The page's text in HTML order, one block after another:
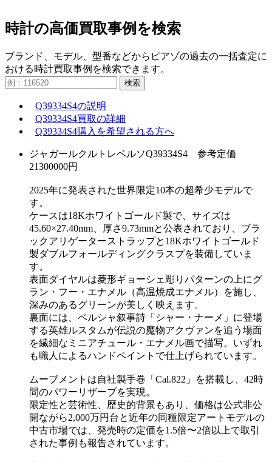
時計の高価買取事例を検索
ブランド、モデル、型番などからピアゾの過去の一括査定に
おける時計買取事例を検索できます。
検索
Q39334S4の説明
Q39334S4買取の詳細
Q39334S4購入を希望される方へ
ジャガールクルトレベルソQ39334S4 参考定価
21300000円
2025年に発表された世界限定10本の超希少モデルで
す。
ケースは18Kホワイトゴールド製で、サイズは
45.60×27.40mm、厚さ9.73mmと公表されており、ブラ
ックアリゲーターストラップと18Kホワイトゴールド
製ダブルフォールディングクラスプを装備していま
す。
表面ダイヤルは菱形ギョーシェ彫りパターンの上にグ
ラン・フー・エナメル（高温焼成エナメル）を施し、
深みのあるグリーンが美しく映えます。
裏面には、ペルシャ叙事詩「シャー・ナーメ」に登場
する英雄ルスタムが伝説の魔物アクヴァンを追う場面
を繊細なミニアチュール・エナメル画で描写。いずれ
も職人によるハンドペイントで仕上げられています。
ムーブメントは自社製手巻「Cal.822」を搭載し、42時
間のパワーリザーブを実現。
限定性と芸術性、歴史的背景もあり、価格は公式非公
開ながら2,000万円台と近年の同種限定アートモデルの
中古市場では、発売時の定価を1.5倍〜2倍以上で取引
された事例も報告されています。